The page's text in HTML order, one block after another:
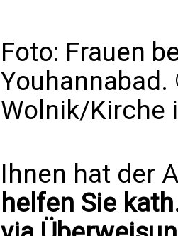
Foto: Frauen
Wolnik/Kirche
Ihnen hat der
helfen Sie